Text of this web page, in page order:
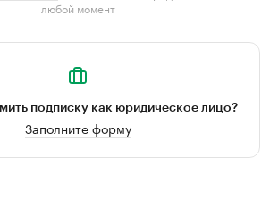
любой момент
подписку как юридическое лицо?
Заполните форму